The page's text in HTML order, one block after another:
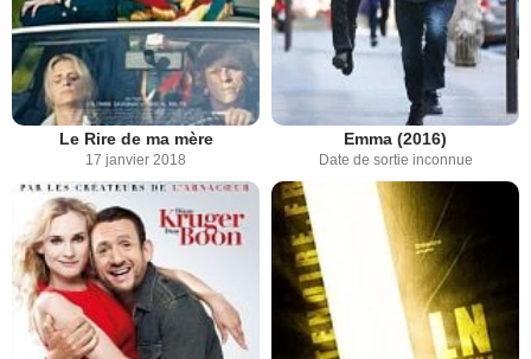
Le Rire de ma mère
17 janvier 2018
Emma (2016)
Date de sortie inconnue